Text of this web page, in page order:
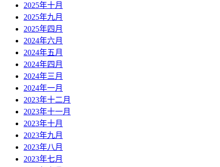
2025年十月
2025年九月
2025年四月
2024年六月
2024年五月
2024年四月
2024年三月
2024年一月
2023年十二月
2023年十一月
2023年十月
2023年九月
2023年八月
2023年七月